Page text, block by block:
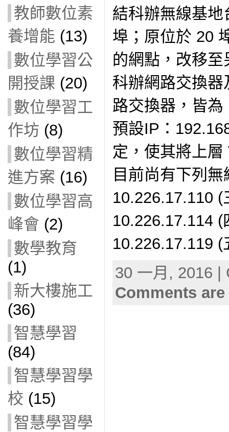
教師數位素
養增能 (13)
數位學習公
開授課 (20)
數位學習工
作坊 (8)
數位學習精
進方案 (16)
數位學習高
峰會 (2)
數學教育
(1)
新大樓施工
(36)
智慧學習
(84)
智慧學習學
校 (15)
智慧學習學
結科辦無線基
埠；原位於 20
的網點，改移
科辦網路交換
路交換器，皆
預設IP：
定，使其將上
目前尚有下列
10.226.17.110
10.226.17.114
10.226.17.119
30 一月, 2016
Comments